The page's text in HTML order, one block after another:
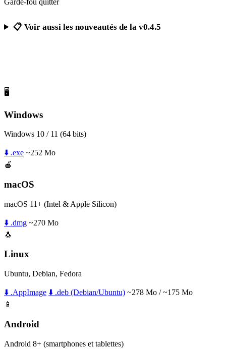
Garde-fou quitter
📋 Voir aussi les nouveautés de la v0.4.5
🖥️
Windows
Windows 10 / 11 (64 bits)
⬇️ .exe ~252 Mo
🍎
macOS
macOS 11+ (Intel & Apple Silicon)
⬇️ .dmg ~270 Mo
🐧
Linux
Ubuntu, Debian, Fedora
⬇️ .AppImage ⬇️ .deb (Debian/Ubuntu) ~278 Mo / ~175 Mo
📱
Android
Android 8+ (smartphones et tablettes)